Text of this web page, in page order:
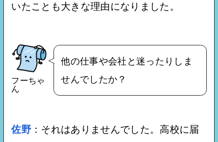
いたことも大きな理由になりました。
フーちゃ
ん
他の仕事や会社と迷ったりしま
せんでしたか？
佐野 ：それはありませんでした。高校に届